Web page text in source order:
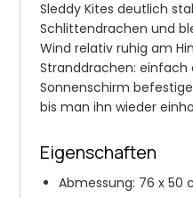
Sleddy Kites deutlich
Schlittendrachen und
Wind relativ ruhig am
Stranddrachen: einfach
Sonnenschirm
bis man ihn wieder
Eigenschaften
Abmessung: 76 x 50